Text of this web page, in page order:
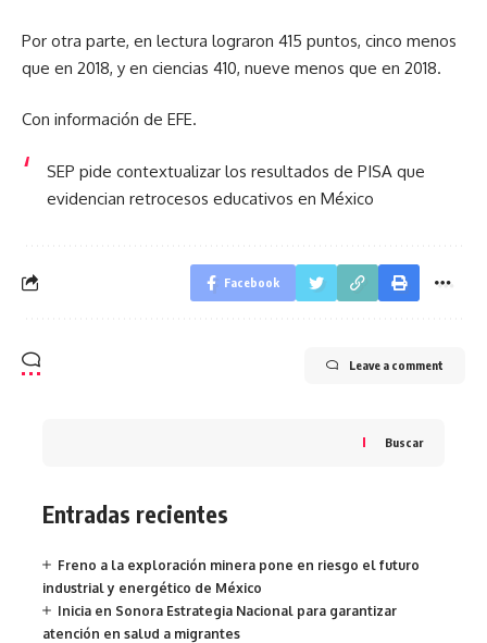
Por otra parte, en lectura lograron 415 puntos, cinco menos
que en 2018, y en ciencias 410, nueve menos que en 2018.
Con información de EFE.
SEP pide contextualizar los resultados de PISA que
evidencian retrocesos educativos en México
Facebook
Leave a comment
Buscar
Entradas recientes
Freno a la exploración minera pone en riesgo el futuro
industrial y energético de México
Inicia en Sonora Estrategia Nacional para garantizar
atención en salud a migrantes